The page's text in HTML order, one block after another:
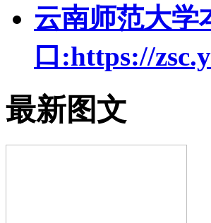
云南师范大学
口:https://
最新图文